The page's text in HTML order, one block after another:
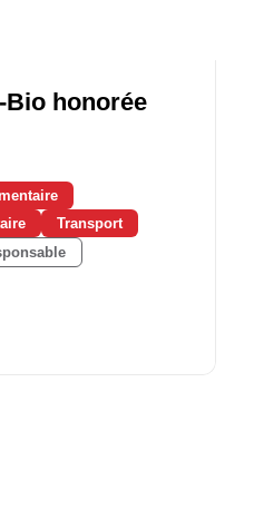
Bio honorée
Transport